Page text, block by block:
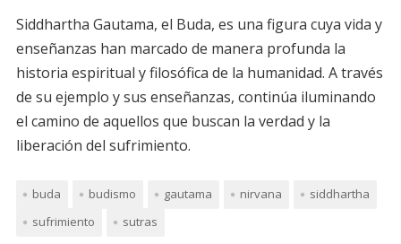
Siddhartha Gautama, el Buda, es una figura cuya vida y
enseñanzas han marcado de manera profunda la
historia espiritual y filosófica de la humanidad. A través
de su ejemplo y sus enseñanzas, continúa iluminando
el camino de aquellos que buscan la verdad y la
liberación del sufrimiento.
buda budismo gautama nirvana
siddhartha
sufrimiento
sutras